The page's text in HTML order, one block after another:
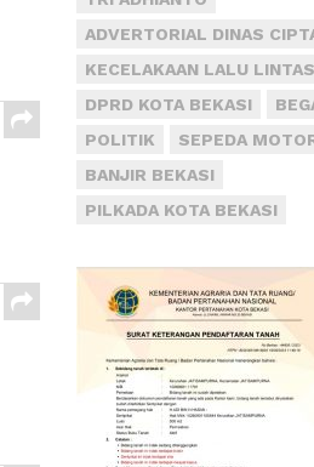
ADVERTORIAL DINAS
KECELAKAAN LALU LINTAS
DPRD KOTA BEKASI
POLITIK
SEPEDA
BANJIR BEKASI
PILKADA KOTA BEKASI